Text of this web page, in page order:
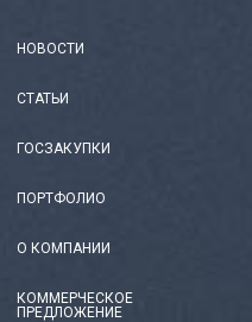
НОВОСТИ
СТАТЬИ
ГОСЗАКУПКИ
ПОРТФОЛИО
О КОМПАНИИ
КОММЕРЧЕСКОЕ
ПРЕДЛОЖЕНИЕ